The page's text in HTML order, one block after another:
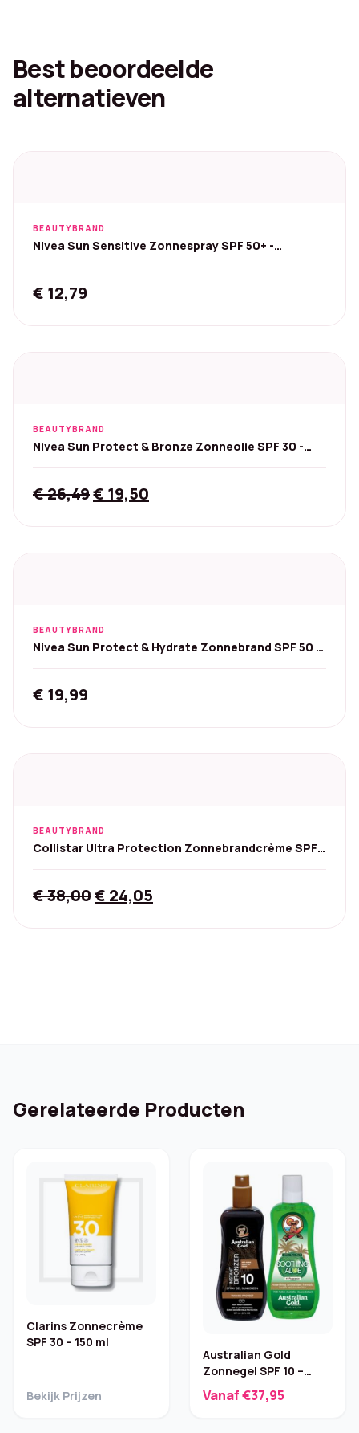
Best beoordeelde
alternatieven
BEAUTYBRAND
Nivea Sun Sensitive Zonnespray SPF 50+ -
€ 12,79
BEAUTYBRAND
Nivea Sun Protect & Bronze Zonneolie SPF 30 -
€26,49Original
€ 19,50
BEAUTYBRAND
Nivea Sun Protect & Hydrate Zonnebrand SPF 50 -
€ 19,99
BEAUTYBRAND
Collistar Ultra Protection Zonnebrandcrème SPF
€38,00Original
€ 24,05
Gerelateerde Producten
Clarins Zonnecrème
SPF 30 – 150 ml
Bekijk Prijzen
Australian Gold
Zonnegel SPF 10 –
Bronzer & Kalmerend
Vanaf €37,95